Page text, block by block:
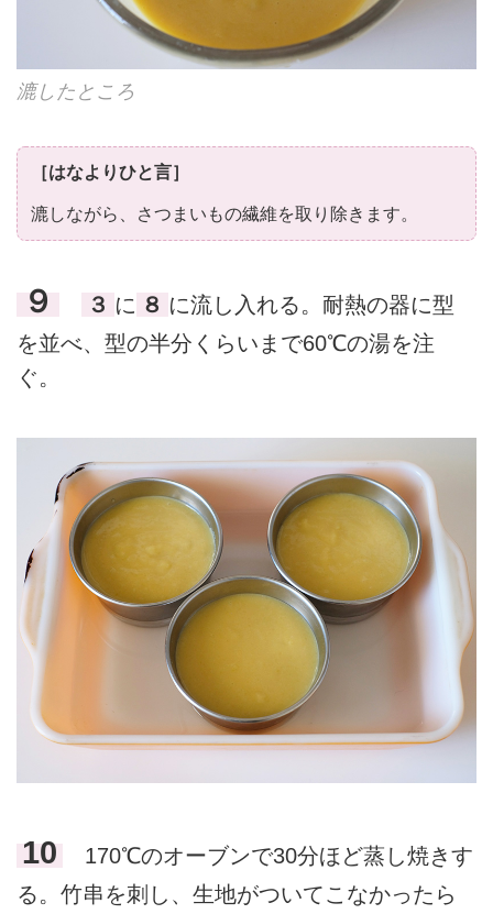
漉したところ
［はなよりひと言］
漉しながら、さつまいもの繊維を取り除きます。
９ ３ に ８ に流し入れる。耐熱の器に型
を並べ、型の半分くらいまで60℃の湯を注
ぐ。
10
170℃のオーブンで30分ほど蒸し焼きす
る。竹串を刺し、生地がついてこなかったら